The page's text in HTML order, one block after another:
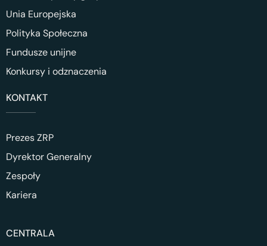
Unia Europejska
Polityka Społeczna
Fundusze unijne
Konkursy i odznaczenia
KONTAKT
Prezes ZRP
Dyrektor Generalny
Zespoły
Kariera
CENTRALA